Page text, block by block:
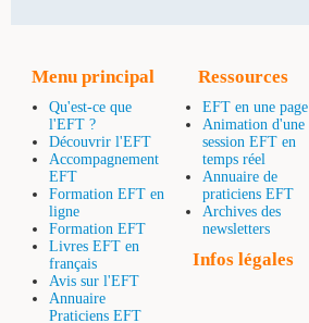
Menu principal
Qu'est-ce que
l'EFT ?
Découvrir l'EFT
Accompagnement
EFT
Formation EFT en
ligne
Formation EFT
Livres EFT en
français
Avis sur l'EFT
Annuaire
Praticiens EFT
Ressources
EFT en une page
Animation d'une
session EFT en
temps réel
Annuaire de
praticiens EFT
Archives des
newsletters
Infos légales